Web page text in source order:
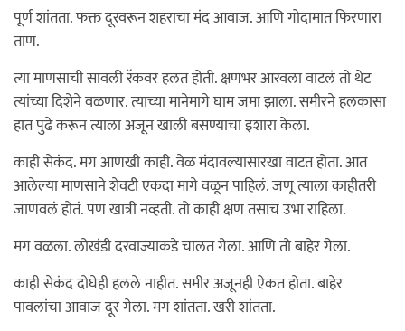
पूर्ण शांतता. फक्त दूरवरून शहराचा मंद आवाज. आणि गोदामात फिरणारा
ताण.
त्या माणसाची सावली रॅकवर हलत होती. क्षणभर आरवला वाटलं तो थेट
त्यांच्या दिशेने वळणार. त्याच्या मानेमागे घाम जमा झाला. समीरने हलकासा
हात पुढे करून त्याला अजून खाली बसण्याचा इशारा केला.
काही सेकंद. मग आणखी काही. वेळ मंदावल्यासारखा वाटत होता. आत
आलेल्या माणसाने शेवटी एकदा मागे वळून पाहिलं. जणू त्याला काहीतरी
जाणवलं होतं. पण खात्री नव्हती. तो काही क्षण तसाच उभा राहिला.
मग वळला. लोखंडी दरवाज्याकडे चालत गेला. आणि तो बाहेर गेला.
काही सेकंद दोघेही हलले नाहीत. समीर अजूनही ऐकत होता. बाहेर
पावलांचा आवाज दूर गेला. मग शांतता. खरी शांतता.